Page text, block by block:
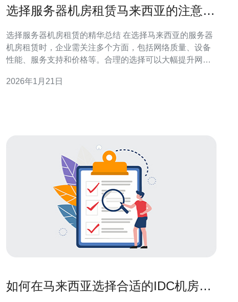
选择服务器机房租赁马来西亚的注意事
选择服务器机房租赁的精华总结 在选择马来西亚的服务器
机房租赁时，企业需关注多个方面，包括网络质量、设备
性能、服务支持和价格等。合理的选择可以大幅提升网站
中，德讯电讯以其优质的服务和可靠的网络环境，成为了
2026年1月21日
如何在马来西亚选择合适的IDC机房服